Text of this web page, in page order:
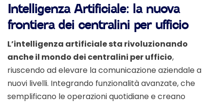
Intelligenza Artificiale: la nuova
frontiera dei centralini per ufficio
L’intelligenza artificiale sta rivoluzionando
anche il mondo dei centralini per ufficio,
riuscendo ad elevare la comunicazione aziendale a
nuovi livelli. Integrando funzionalità avanzate, che
semplificano le operazioni quotidiane e creano